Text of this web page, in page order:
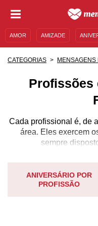
AMOR AMIZADE
CATEGORIAS MENSAGENS
Profissões
Cada profissional é, de
área. Eles exercem
sempre
receber o devido
independentemente de
ANIVERSÁRIO POR
PROFISSÃO